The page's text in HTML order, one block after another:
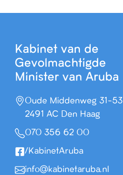
Kabinet van de
Gevolmachtigde
Minister van Aruba
Oude Middenweg 31-53
2491 AC Den Haag
070 356 62 00
/KabinetAruba
info@kabinetaruba.nl